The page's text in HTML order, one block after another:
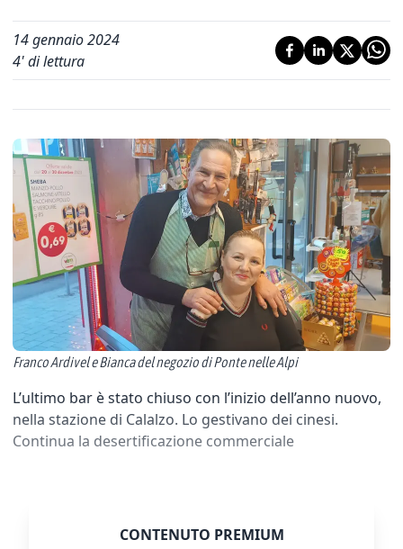
14 gennaio 2024
4' di lettura
Franco Ardivel e Bianca del negozio di Ponte nelle Alpi
L’ultimo bar è stato chiuso con l’inizio dell’anno nuovo,
nella stazione di Calalzo. Lo gestivano dei cinesi.
Continua la desertificazione commerciale
CONTENUTO PREMIUM